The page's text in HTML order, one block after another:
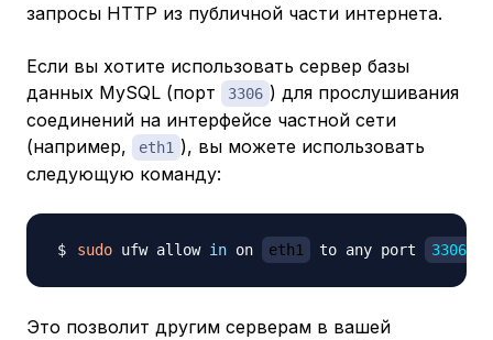
запросы HTTP из публичной части интернета.
Если вы хотите использовать сервер базы
данных MySQL (порт
3306 ) для прослушивания
соединений на интерфейсе частной сети
(например,
eth1 ), вы можете использовать
следующую команду:
sudo ufw allow in on eth1 to any port 3306
Это позволит другим серверам в вашей